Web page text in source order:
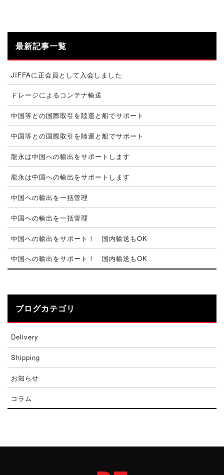
最新記事一覧
JIFFAに正会員として入会しました
ドレージによるコンテナ輸送
中国等との国際取引を陸運と船でサポート
中国等との国際取引を陸運と船でサポート
龍永は中国への輸出をサポートします
龍永は中国への輸出をサポートします
中国への輸出を一括管理
中国への輸出を一括管理
中国への輸出をサポート！ 国内輸送もOK
中国への輸出をサポート！ 国内輸送もOK
ブログカテゴリ
Delivery
Shipping
お知らせ
コラム